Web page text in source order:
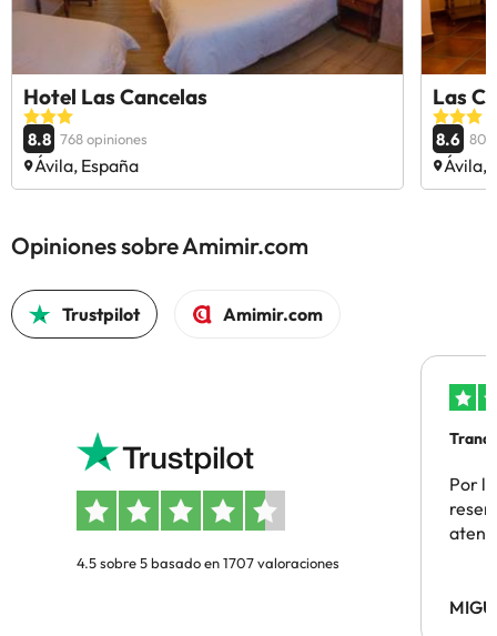
Hotel Las Cancelas
8.8 768 opiniones
Ávila, España
Las
8.6 802
Ávila,
Opiniones sobre Amimir.com
Trustpilot Amimir.com
4.5 sobre 5 basado en 1707 valoraciones
Por